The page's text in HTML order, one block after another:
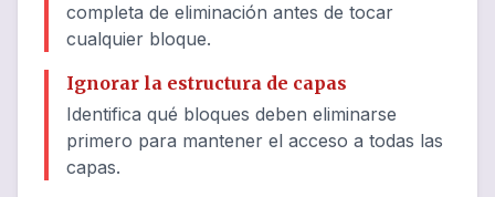
completa de eliminación antes de tocar
cualquier bloque.
Ignorar la estructura de capas
Identifica qué bloques deben eliminarse
primero para mantener el acceso a todas las
capas.